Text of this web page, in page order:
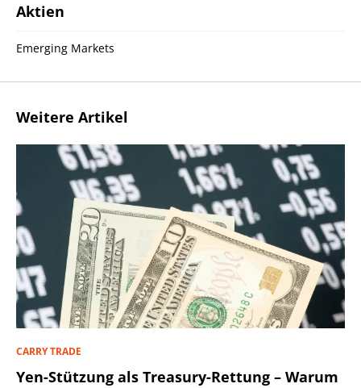
Aktien
Emerging Markets
Weitere Artikel
CARRY TRADE
Yen-Stützung als Treasury-Rettung – Warum